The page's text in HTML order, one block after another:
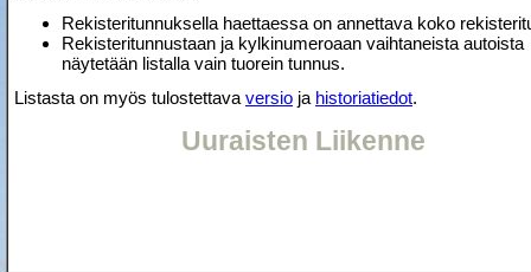
Rekisteritunnuksella haettaessa on annettava koko
Rekisteritunnustaan ja kylkinumeroaan vaihtaneista autoista
näytetään listalla vain tuorein tunnus.
Listasta on myös tulostettava versio ja historiatiedot.
Uuraisten Liikenne